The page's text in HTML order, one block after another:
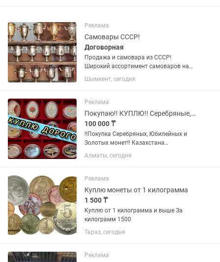
Реклама
Самовары СССР!
Договорная
Продажа и самовара из СССР!
Широкий ассортимент самоваров на
дровах 5,7 литров,разных форм,года
выпуска по привлекательным ценам!
Казахстану! Владислав!
Шымкент, сегодня
Реклама
Покупаю!! КУПЛЮ!! Серебряные,Юбилейные и Золотые Монеты
100 000 ₸
!!Покупка Серебряных, Юбилейных и
Золотых монет!! Казахстана
Российская Империи Монет
Европейских государств СССР и т.д
предложения по цене и оперативности
сделки!!! Наличный...
Алматы, сегодня
Реклама
Куплю монеты от 1 килограмма
1 500 ₸
Куплю от 1 килограмма и выше За
килограмм 1500
Тараз, сегодня
Реклама